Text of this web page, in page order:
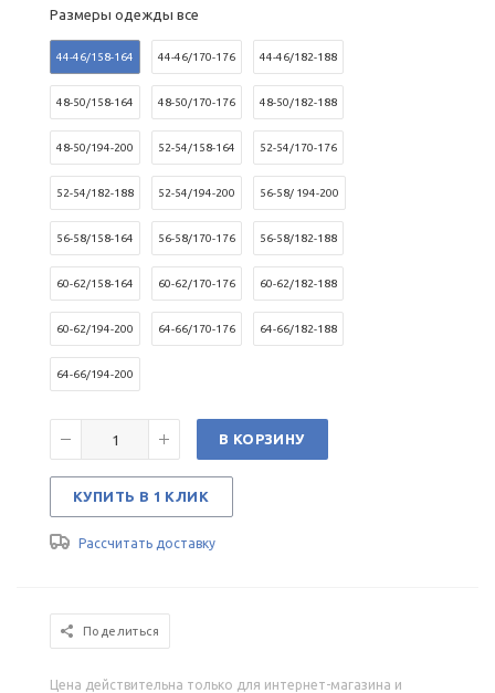
Размеры одежды все
44-46/158-164 44-46/170-176 44-46/182-188
48-50/158-164 48-50/170-176 48-50/182-188
48-50/194-200 52-54/158-164 52-54/170-176
52-54/182-188 52-54/194-200 56-58/ 194-200
56-58/158-164 56-58/170-176 56-58/182-188
60-62/158-164 60-62/170-176 60-62/182-188
60-62/194-200 64-66/170-176 64-66/182-188
64-66/194-200
В КОРЗИНУ
КУПИТЬ В 1 КЛИК
Рассчитать доставку
Поделиться
Цена действительна только для интернет-магазина и